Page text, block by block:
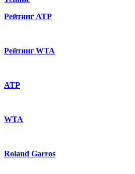
Рейтинг ATP
Рейтинг WTA
ATP
WTA
Roland Garros